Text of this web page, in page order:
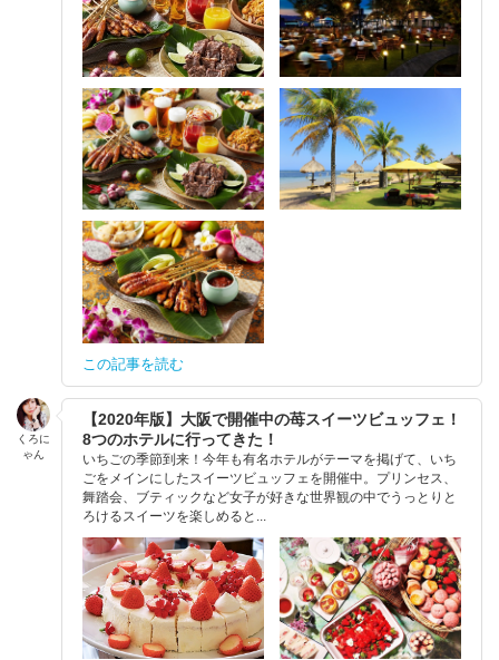
この記事を読む
くろに
ゃん
【2020年版】大阪で開催中の苺スイーツビュッフェ！
8つのホテルに行ってきた！
いちごの季節到来！今年も有名ホテルがテーマを掲げて、いち
ごをメインにしたスイーツビュッフェを開催中。プリンセス、
舞踏会、ブティックなど女子が好きな世界観の中でうっとりと
ろけるスイーツを楽しめると...